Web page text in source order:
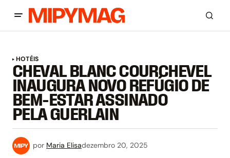
HOTÉIS
CHEVAL BLANC COURCHEVEL
INAUGURA NOVO REFÚGIO DE
BEM-ESTAR ASSINADO
PELA GUERLAIN
por Maria Elisadezembro 20, 2025